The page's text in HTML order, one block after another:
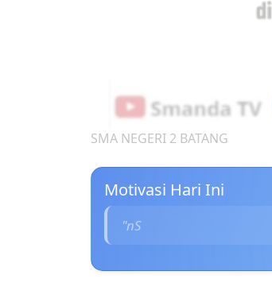
SMA NEGERI 2 BATANG
Motivasi Hari Ini
"nSyastoul okata